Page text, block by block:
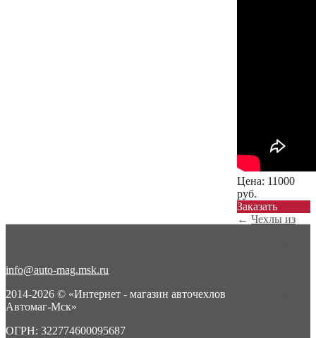
Цена: 11000
руб.
Заказать
← Чехлы из
info@auto-mag.msk.ru
2014-2026 © «Интернет - магазин авточехлов
Автомаг-Мск»
ОГРН: 322774600095687